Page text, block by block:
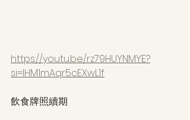
https://youtu.be/rz79HUYNMYE?
si=IHM1mAqr5cEXwL1f
飲食牌照續期